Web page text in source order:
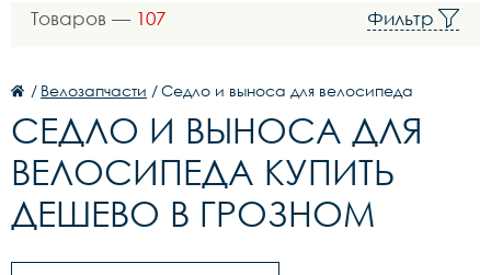
Товаров — 107 Фильтр
/ Велозапчасти /Седло и выноса для велосипеда
СЕДЛО И ВЫНОСА ДЛЯ
ВЕЛОСИПЕДА КУПИТЬ
ДЕШЕВО В ГРОЗНОМ